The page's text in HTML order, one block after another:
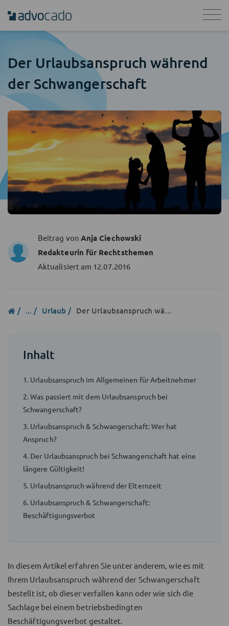
Der Urlaubsanspruch während
der Schwangerschaft
Beitrag von Anja Ciechowski
Redakteurin für Rechtsthemen
Aktualisiert am 12.07.2016
... Urlaub Der Urlaubsanspruch während der Schwangerschaft
Inhalt
1. Urlaubsanspruch im Allgemeinen für Arbeitnehmer
2. Was passiert mit dem Urlaubsanspruch bei
Schwangerschaft?
3. Urlaubsanspruch & Schwangerschaft: Wer hat
Anspruch?
4. Der Urlaubsanspruch bei Schwangerschaft hat eine
längere Gültigkeit!
5. Urlaubsanspruch während der Elternzeit
6. Urlaubsanspruch & Schwangerschaft:
Beschäftigungsverbot
In diesem Artikel erfahren Sie unter anderem, wie es mit
Ihrem Urlaubsanspruch während der Schwangerschaft
bestellt ist, ob dieser verfallen kann oder wie sich die
Sachlage bei einem betriebsbedingten
Beschäftigungsverbot gestaltet.